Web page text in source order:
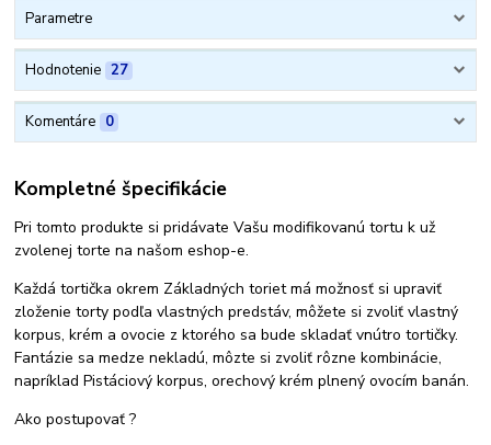
Parametre
Hodnotenie 27
Komentáre 0
Kompletné špecifikácie
Pri tomto produkte si pridávate Vašu modifikovanú tortu k už
zvolenej torte na našom eshop-e.
Každá tortička okrem Základných toriet má možnosť si upraviť
zloženie torty podľa vlastných predstáv, môžete si zvoliť vlastný
korpus, krém a ovocie z ktorého sa bude skladať vnútro tortičky.
Fantázie sa medze nekladú, môzte si zvoliť rôzne kombinácie,
napríklad Pistáciový korpus, orechový krém plnený ovocím banán.
Ako postupovať ?